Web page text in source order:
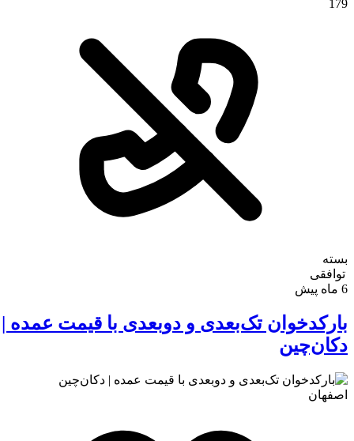
179
بسته
توافقی
بارکدخوان تک‌بعدی و دوبعدی با قیمت عمده |
دکان‌چین
اصفهان